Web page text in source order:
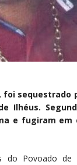
foi
e fugiram em
Povoado de